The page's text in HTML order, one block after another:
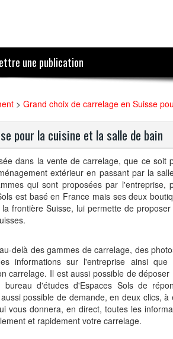
une publication
> Grand choix de carrelage en Suisse
pour la cuisine et la salle de bain
dans la vente de carrelage, que ce soit
extérieur en passant par la
qui sont proposées par l'entreprise,
est basé en France mais ses deux
frontière Suisse, lui permette de proposer
delà des gammes de carrelage, des
informations sur l'entreprise ainsi que
carrelage. Il est aussi possible de déposer
d'études d'Espaces Sols de
possible de demande, en deux clics, à
vous donnera, en direct, toutes les
et rapidement votre carrelage.